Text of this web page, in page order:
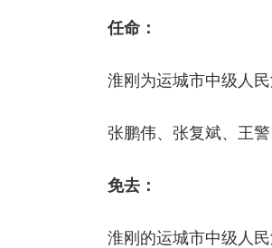
任命：
淮刚为运城市中级人
张鹏伟、张复斌、王
免去：
淮刚的运城市中级人